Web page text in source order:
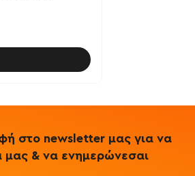
στο newsletter μας για να
μας & να ενημερώνεσαι